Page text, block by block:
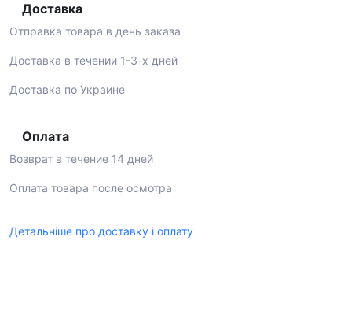
Доставка
Отправка товара в день заказа
Доставка в течении 1-3-х дней
Доставка по Украине
Оплата
Возврат в течение 14 дней
Оплата товара после осмотра
Детальніше про доставку і оплату